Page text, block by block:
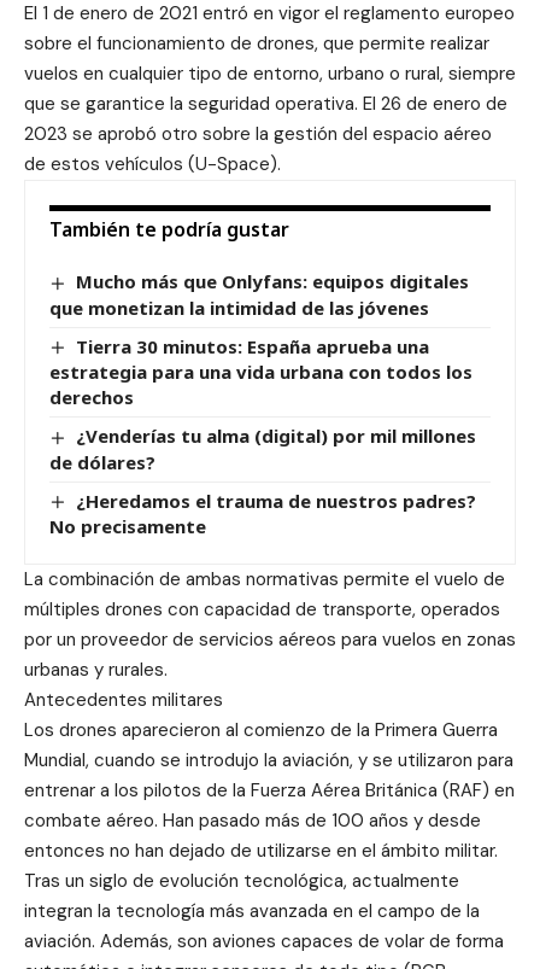
El 1 de enero de 2021 entró en vigor el reglamento europeo
sobre el funcionamiento de drones, que permite realizar
vuelos en cualquier tipo de entorno, urbano o rural, siempre
que se garantice la seguridad operativa. El 26 de enero de
2023 se aprobó otro sobre la gestión del espacio aéreo
de estos vehículos (U-Space).
También te podría gustar
Mucho más que Onlyfans: equipos digitales
que monetizan la intimidad de las jóvenes
Tierra 30 minutos: España aprueba una
estrategia para una vida urbana con todos los
derechos
¿Venderías tu alma (digital) por mil millones
de dólares?
¿Heredamos el trauma de nuestros padres?
No precisamente
La combinación de ambas normativas permite el vuelo de
múltiples drones con capacidad de transporte, operados
por un proveedor de servicios aéreos para vuelos en zonas
urbanas y rurales.
Antecedentes militares
Los drones aparecieron al comienzo de la Primera Guerra
Mundial, cuando se introdujo la aviación, y se utilizaron para
entrenar a los pilotos de la Fuerza Aérea Británica (RAF) en
combate aéreo. Han pasado más de 100 años y desde
entonces no han dejado de utilizarse en el ámbito militar.
Tras un siglo de evolución tecnológica, actualmente
integran la tecnología más avanzada en el campo de la
aviación. Además, son aviones capaces de volar de forma